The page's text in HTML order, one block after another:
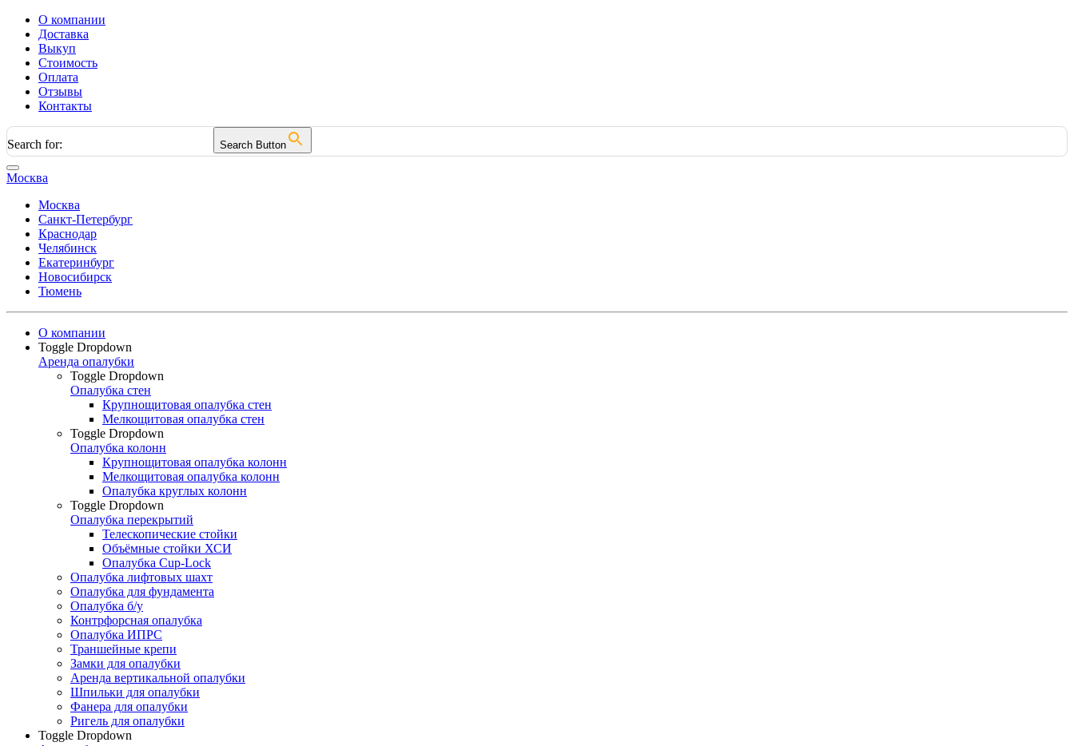
О компании
Доставка
Выкуп
Стоимость
Оплата
Отзывы
Контакты
Search for: Search Button
Москва
Москва
Санкт-Петербург
Краснодар
Челябинск
Екатеринбург
Новосибирск
Тюмень
О компании
Toggle Dropdown
Аренда опалубки
Toggle Dropdown
Опалубка стен
Крупнощитовая опалубка стен
Мелкощитовая опалубка стен
Toggle Dropdown
Опалубка колонн
Крупнощитовая опалубка колонн
Мелкощитовая опалубка колонн
Опалубка круглых колонн
Toggle Dropdown
Опалубка перекрытий
Телескопические стойки
Объёмные стойки ХСИ
Опалубка Cup-Lock
Опалубка лифтовых шахт
Опалубка для фундамента
Опалубка б/у
Контрфорсная опалубка
Опалубка ИПРС
Траншейные крепи
Замки для опалубки
Аренда вертикальной опалубки
Шпильки для опалубки
Фанера для опалубки
Ригель для опалубки
Toggle Dropdown